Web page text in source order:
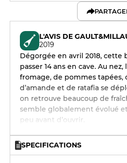
L'AVIS DE
2019
Dégorgée en avril 2018, cette
passer 14 ans en cave. Au
fromage, de pommes tapées,
d’amande et de ratafia se
on retrouve beaucoup de
semble globalement évolué
peu avant d’ouvrir.
SPECIFICATIONS